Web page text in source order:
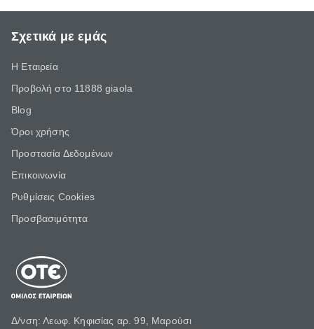
Σχετικά με εμάς
Η Εταιρεία
Προβολή στο 11888 giaola
Blog
Όροι χρήσης
Προστασία Δεδομένων
Επικοινωνία
Ρυθμίσεις Cookies
Προσβασιμότητα
Δ/νση: Λεωφ. Κηφισίας αρ. 99, Μαρούσι